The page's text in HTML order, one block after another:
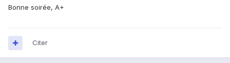
Bonne soirée, A+
Citer